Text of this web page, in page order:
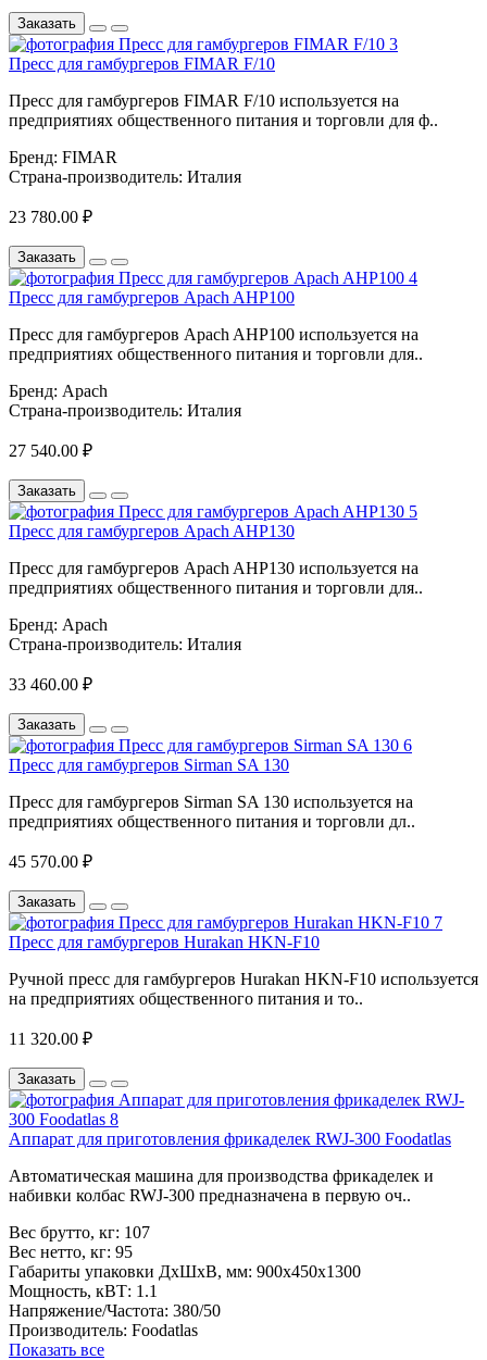
Заказать
Пресс для гамбургеров FIMAR F/10
Пресс для гамбургеров FIMAR F/10 используется на
предприятиях общественного питания и торговли для ф..
Бренд: FIMAR
Страна-производитель: Италия
23 780.00 ₽
Заказать
Пресс для гамбургеров Apach AHP100
Пресс для гамбургеров Apach AHP100 используется на
предприятиях общественного питания и торговли для..
Бренд: Apach
Страна-производитель: Италия
27 540.00 ₽
Заказать
Пресс для гамбургеров Apach AHP130
Пресс для гамбургеров Apach AHP130 используется на
предприятиях общественного питания и торговли для..
Бренд: Apach
Страна-производитель: Италия
33 460.00 ₽
Заказать
Пресс для гамбургеров Sirman SA 130
Пресс для гамбургеров Sirman SA 130 используется на
предприятиях общественного питания и торговли дл..
45 570.00 ₽
Заказать
Пресс для гамбургеров Hurakan HKN-F10
Ручной пресс для гамбургеров Hurakan HKN-F10 используется
на предприятиях общественного питания и то..
11 320.00 ₽
Заказать
Аппарат для приготовления фрикаделек RWJ-300 Foodatlas
Автоматическая машина для производства фрикаделек и
набивки колбас RWJ-300 предназначена в первую оч..
Вес брутто, кг: 107
Вес нетто, кг: 95
Габариты упаковки ДхШхВ, мм: 900x450x1300
Мощность, кВТ: 1.1
Напряжение/Частота: 380/50
Производитель: Foodatlas
Показать все